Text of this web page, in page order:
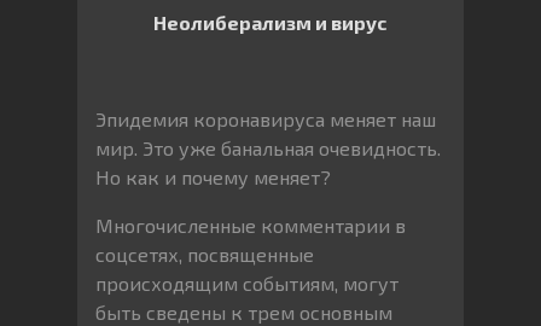
Неолиберализм и вирус
Эпидемия коронавируса меняет наш
мир. Это уже банальная очевидность.
Но как и почему меняет?
Многочисленные комментарии в
соцсетях, посвященные
происходящим событиям, могут
быть сведены к трем основным